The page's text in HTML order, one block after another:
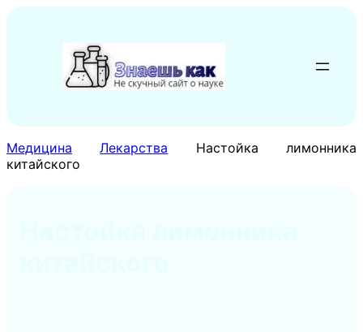
содержимому
Медицина Лекарства
Настойка лимонника
китайского